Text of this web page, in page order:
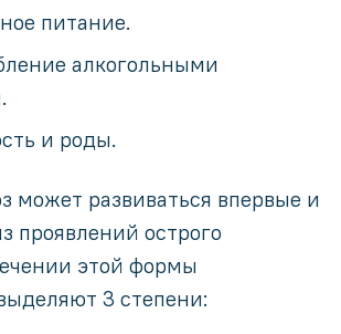
питание.
алкогольными
и роды.
может развиваться впервые и
проявлений острого
этой формы
3 степени: